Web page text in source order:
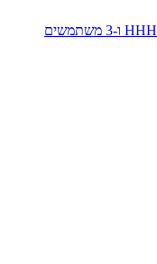
HHH
ו-3 משתמשים